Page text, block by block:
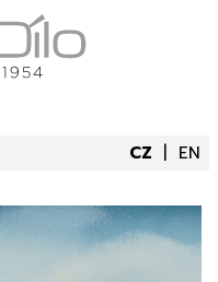
CZ EN